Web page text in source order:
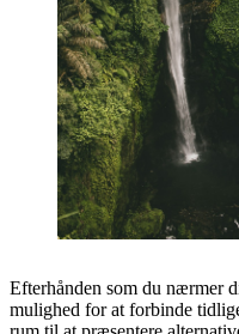
Efterhånden som du nærmer
mulighed for at forbinde